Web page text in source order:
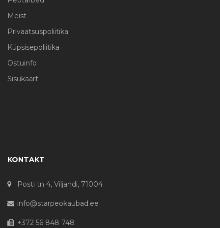
Meist
Privaatsuspoliitika
Küpsisepoliitika
Ostuinfo
Sisukaart
KONTAKT
Posti tn 4, Viljandi, 71004
info@starpeokaubad.ee
+372 56 848 748